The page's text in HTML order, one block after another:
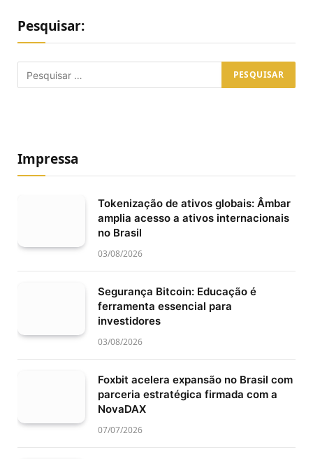
Pesquisar:
Impressa
Tokenização de ativos globais: Âmbar
amplia acesso a ativos internacionais
no Brasil
03/08/2026
Segurança Bitcoin: Educação é
ferramenta essencial para
investidores
03/08/2026
Foxbit acelera expansão no Brasil com
parceria estratégica firmada com a
NovaDAX
07/07/2026